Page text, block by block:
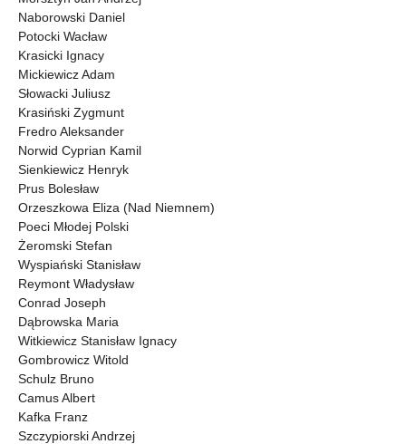
Naborowski Daniel
Potocki Wacław
Krasicki Ignacy
Mickiewicz Adam
Słowacki Juliusz
Krasiński Zygmunt
Fredro Aleksander
Norwid Cyprian Kamil
Sienkiewicz Henryk
Prus Bolesław
Orzeszkowa Eliza (Nad Niemnem)
Poeci Młodej Polski
Żeromski Stefan
Wyspiański Stanisław
Reymont Władysław
Conrad Joseph
Dąbrowska Maria
Witkiewicz Stanisław Ignacy
Gombrowicz Witold
Schulz Bruno
Camus Albert
Kafka Franz
Szczypiorski Andrzej